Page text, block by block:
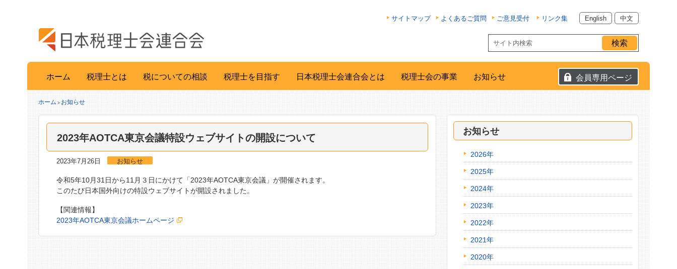
サイトマップ よくあるご質問 ご意見受付 リンク集 English 中文
会員専用ページ
ホーム 税理士とは 税についての相談 税理士を目指す 日本税理士会連合会とは 税理士会の事業 お知らせ
ホーム > お知らせ
2023年AOTCA東京会議特設ウェブサイトの開設について
2023年7月26日 お知らせ
令和5年10月31日から11月３日にかけて「2023年AOTCA東京会議」が開催されます。
このたび日本国外向けの特設ウェブサイトが開設されました。
【関連情報】
2023年AOTCA東京会議ホームページ
お知らせ
2026年
2025年
2024年
2023年
2022年
2021年
2020年